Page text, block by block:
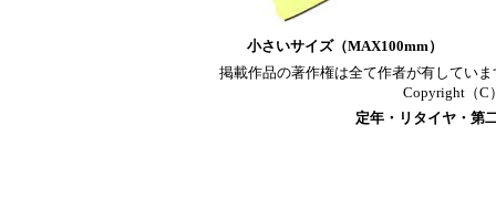
小さいサイズ（MAX100mm）
掲載作品の著作権は全て作者が有してい
Copyright（C
定年・リタイヤ・第